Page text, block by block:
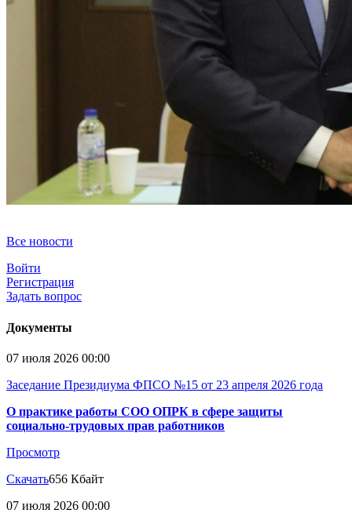
Все новости
Войти
Регистрация
Задать вопрос
Документы
07 июля 2026 00:00
Заседание Президиума ФПСО №15 от 23 апреля 2026 года
О практике работы СОО ОПРК в сфере защиты
социально-трудовых прав работников
Просмотр
Скачать656 Кбайт
07 июля 2026 00:00